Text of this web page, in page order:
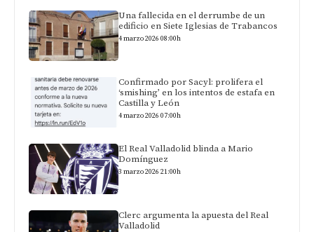
Una fallecida en el derrumbe de un
edificio en Siete Iglesias de Trabancos
4 marzo 2026 08:00h
Confirmado por Sacyl: prolifera el
‘smishing’ en los intentos de estafa en
Castilla y León
4 marzo 2026 07:00h
El Real Valladolid blinda a Mario
Domínguez
3 marzo 2026 21:00h
Clerc argumenta la apuesta del Real
Valladolid